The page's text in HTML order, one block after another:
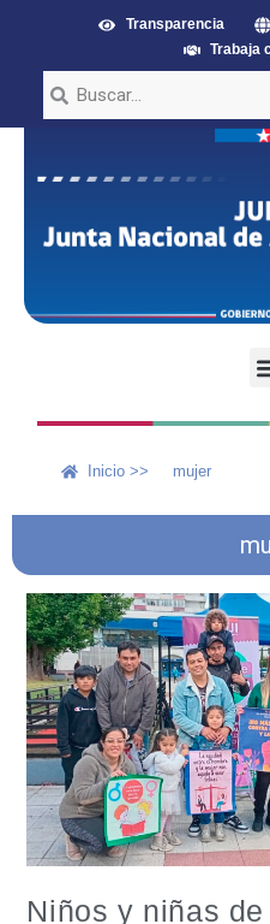
Transparencia
Trabaja
Inicio >> mujer
Niños y niñas